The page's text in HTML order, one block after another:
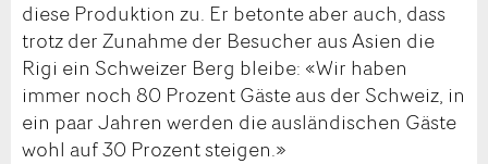
diese Produktion zu. Er betonte aber auch, dass
trotz der Zunahme der Besucher aus Asien die
Rigi ein Schweizer Berg bleibe: «Wir haben
immer noch 80 Prozent Gäste aus der Schweiz, in
ein paar Jahren werden die ausländischen Gäste
wohl auf 30 Prozent steigen.»